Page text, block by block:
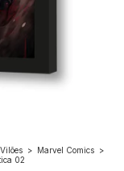
> Marvel Comics >
02